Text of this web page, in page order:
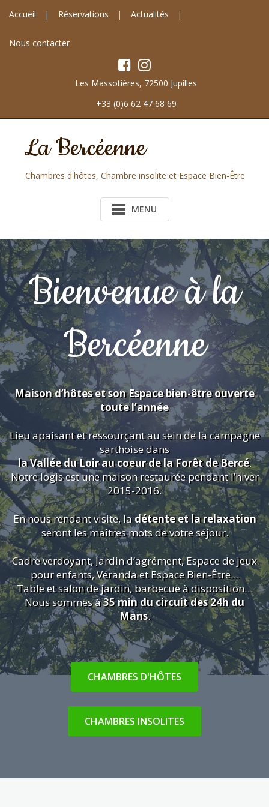
Accueil Réservations Actualités
Nous contacter
Les Massotières, 72500 Jupilles
+33 (0)6 62 47 68 69
La Bercéenne
Chambres d'hôtes, Chambre insolite et Espace Bien-Être
MENU
Bienvenue à la
Bercéenne
Maison d’hôtes et son Espace bien-être ouverte
toute l’année
Lieu apaisant et ressourçant au sein de la campagne
sarthoise dans
la Vallée du Loir au coeur de la Forêt de Bercé.
Notre logis est une maison restaurée pendant l’hiver
2015-2016.
En nous rendant visite, ladétente et la relaxation
seront les maîtres mots de votre séjour.
Cadre verdoyant, Jardin d’agrément, Espace de jeux
pour enfants, Véranda et Espace Bien-Être…
Table et salon de jardin, barbecue à disposition…
Nous sommes à35 min du circuit des 24h du
Mans.
CHAMBRES D'HÔTES
CHAMBRES INSOLITES